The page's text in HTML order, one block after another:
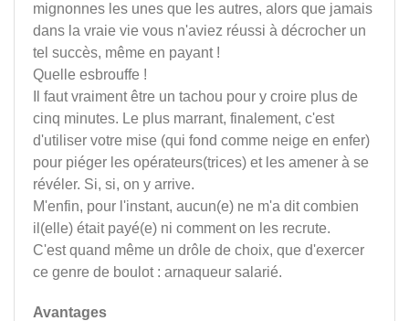
mignonnes les unes que les autres, alors que jamais
dans la vraie vie vous n'aviez réussi à décrocher un
tel succès, même en payant !
Quelle esbrouffe !
Il faut vraiment être un tachou pour y croire plus de
cinq minutes. Le plus marrant, finalement, c'est
d'utiliser votre mise (qui fond comme neige en enfer)
pour piéger les opérateurs(trices) et les amener à se
révéler. Si, si, on y arrive.
M'enfin, pour l'instant, aucun(e) ne m'a dit combien
il(elle) était payé(e) ni comment on les recrute.
C'est quand même un drôle de choix, que d'exercer
ce genre de boulot : arnaqueur salarié.
Avantages